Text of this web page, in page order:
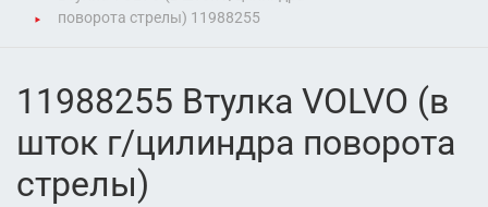
поворота стрелы) 11988255
11988255 Втулка VOLVO (в
шток г/цилиндра поворота
стрелы)